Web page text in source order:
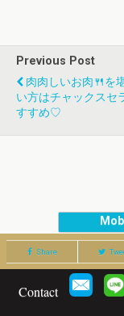
Previous Post
肉肉しいお肉🍴を
い方はチャックスセ
すすめ♡
Share
Contact